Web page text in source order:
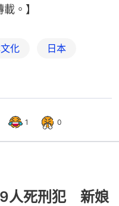
。】
化 日本
1 0
人死刑犯 新娘